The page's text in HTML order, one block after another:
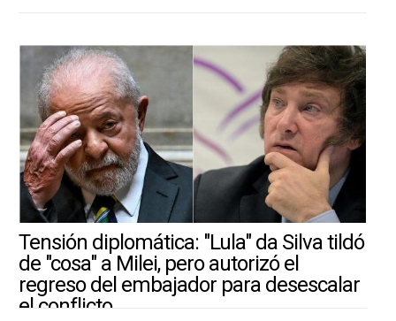
Tensión diplomática: "Lula" da Silva tildó
de "cosa" a Milei, pero autorizó el
regreso del embajador para desescalar
el conflicto